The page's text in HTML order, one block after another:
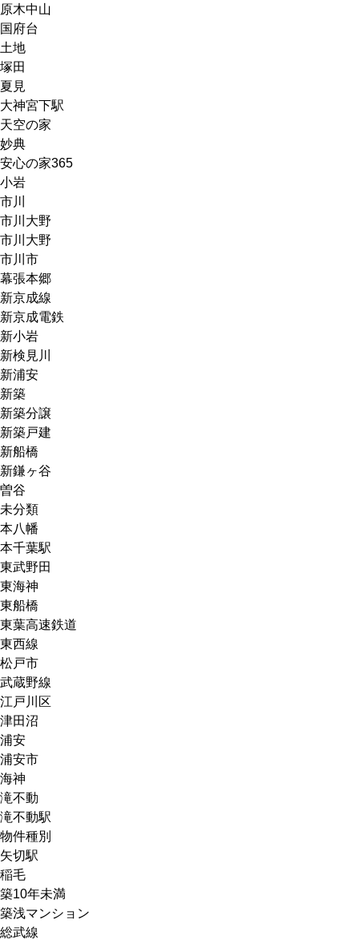
原木中山
国府台
土地
塚田
夏見
大神宮下駅
天空の家
妙典
安心の家365
小岩
市川
市川大野
市川大野
市川市
幕張本郷
新京成線
新京成電鉄
新小岩
新検見川
新浦安
新築
新築分譲
新築戸建
新船橋
新鎌ヶ谷
曽谷
未分類
本八幡
本千葉駅
東武野田
東海神
東船橋
東葉高速鉄道
東西線
松戸市
武蔵野線
江戸川区
津田沼
浦安
浦安市
海神
滝不動
滝不動駅
物件種別
矢切駅
稲毛
築10年未満
築浅マンション
総武線